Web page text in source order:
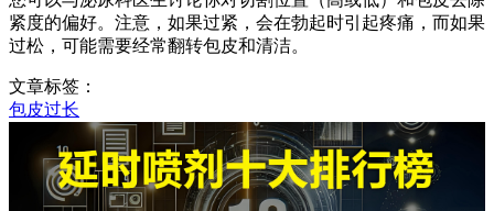
紧度的偏好。注意，如果过紧，会在勃起时引起疼痛，而如果
过松，可能需要经常翻转包皮和清洁。
文章标签：
包皮过长